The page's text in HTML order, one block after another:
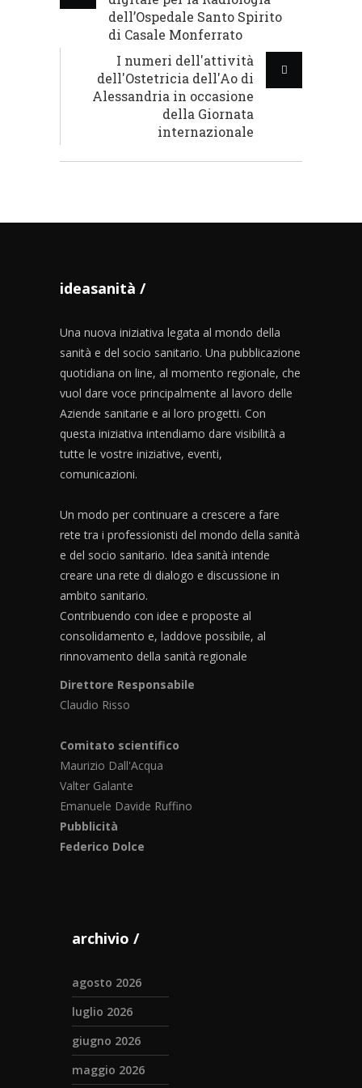
dell’Ospedale Santo Spirito
di Casale Monferrato
I numeri dell'attività
dell'Ostetricia dell'Ao di
Alessandria in occasione
della Giornata
internazionale
ideasanità
Una nuova iniziativa legata al mondo della
sanità e del socio sanitario. Una pubblicazione
quotidiana on line, al momento regionale, che
vuol dare voce principalmente al lavoro delle
Aziende sanitarie e ai loro progetti. Con
questa iniziativa intendiamo dare visibilità a
tutte le vostre iniziative, eventi,
comunicazioni.
Un modo per continuare a crescere a fare
rete tra i professionisti del mondo della sanità
e del socio sanitario. Idea sanità intende
creare una rete di dialogo e discussione in
ambito sanitario.
Contribuendo con idee e proposte al
consolidamento e, laddove possibile, al
rinnovamento della sanità regionale
Direttore Responsabile
Claudio Risso
Comitato scientifico
Maurizio Dall'Acqua
Valter Galante
Emanuele Davide Ruffino
Pubblicità
Federico Dolce
archivio
agosto 2026
luglio 2026
giugno 2026
maggio 2026